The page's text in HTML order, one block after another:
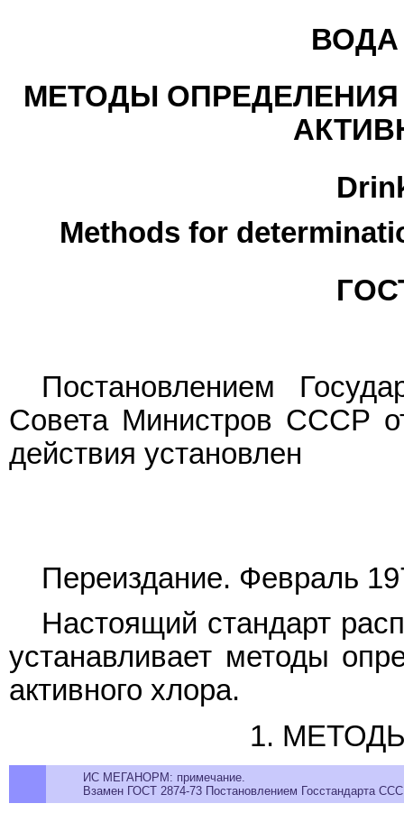
ВОДА
МЕТОДЫ
Methods for
Постановлением
Совета Министров СССР
действия установлен
Переиздание. Февраль
Настоящий стандарт
устанавливает методы
активного хлора.
1.
ИС МЕГАНОРМ: примечание.
Взамен ГОСТ 2874-73 Постановлением Госстандарта